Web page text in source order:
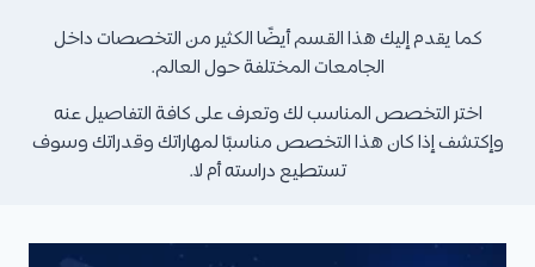
كما يقدم إليك هذا القسم أيضًا الكثير من التخصصات داخل
الجامعات المختلفة حول العالم.
اختر التخصص المناسب لك وتعرف على كافة التفاصيل عنه
وإكتشف إذا كان هذا التخصص مناسبًا لمهاراتك وقدراتك وسوف
تستطيع دراسته أم لا.